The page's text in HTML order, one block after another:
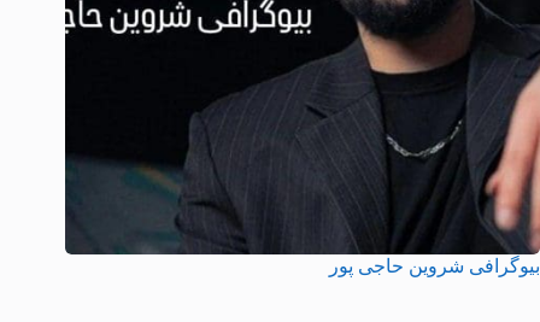
بیوگرافی شروین حاجی پور